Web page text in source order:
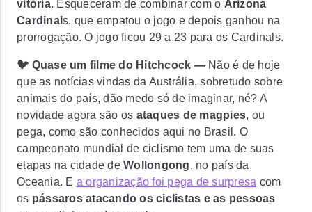
vitória. Esqueceram de combinar com o Arizona
Cardinal s, que empatou o jogo e depois ganhou na
prorrogação. O jogo ficou 29 a 23 para os Cardinals.
🐦 Quase um filme do Hitchcock — Não é de hoje
que as notícias vindas da Austrália, sobretudo sobre
animais do país, dão medo só de imaginar, né? A
novidade agora são os ataques de magpies, ou
pega, como são conhecidos aqui no Brasil. O
campeonato mundial de ciclismo tem uma de suas
etapas na cidade de Wollongong, no país da
Oceania. E a organização foi pega de surpresa com
os pássaros atacando os ciclistas e as pessoas